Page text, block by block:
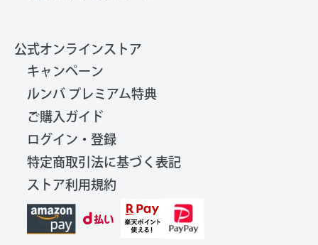
公式オンラインストア
キャンペーン
ルンバ プレミアム特典
ご購入ガイド
ログイン・登録
特定商取引法に基づく表記
ストア利用規約